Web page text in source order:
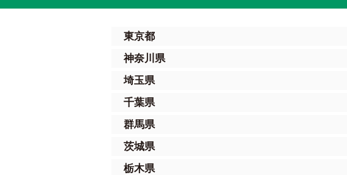
東京都
神奈川県
埼玉県
千葉県
群馬県
茨城県
栃木県